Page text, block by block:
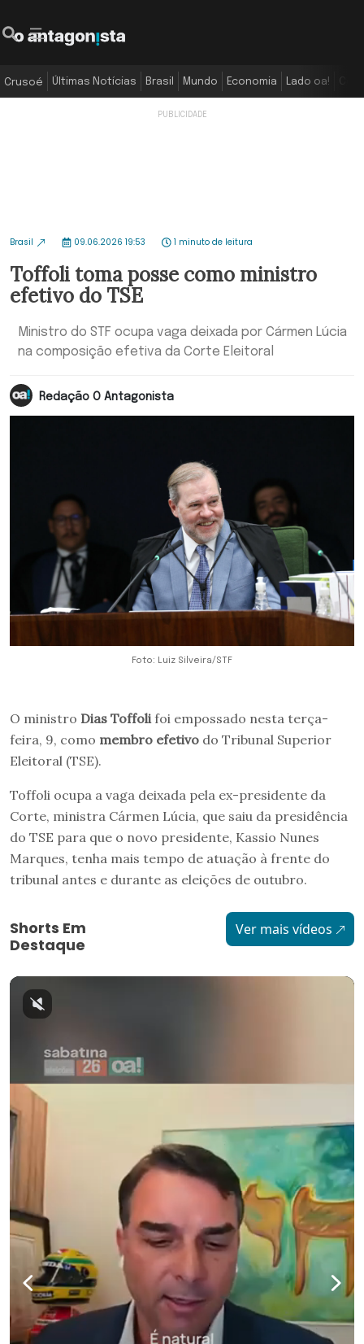
Crusoé Últimas Notícias Brasil Mundo Economia Lado oa!
Brasil 09.06.2026 19:53 1 minuto de leitura
Toffoli toma posse como ministro
efetivo do TSE
Ministro do STF ocupa vaga deixada por Cármen Lúcia
na composição efetiva da Corte Eleitoral
Redação O Antagonista
Foto: Luiz Silveira/STF
O ministro Dias Toffoli foi empossado nesta terça-
feira, 9, como membro efetivo do Tribunal Superior
Eleitoral (TSE).
Toffoli ocupa a vaga deixada pela ex-presidente da
Corte, ministra Cármen Lúcia, que saiu da presidência
do TSE para que o novo presidente, Kassio Nunes
Marques, tenha mais tempo de atuação à frente do
tribunal antes e durante as eleições de outubro.
Shorts Em
Destaque
Ver mais vídeos